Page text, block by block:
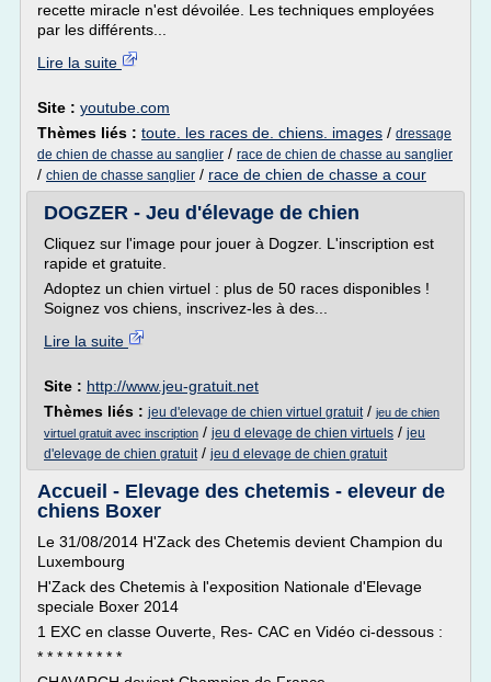
recette miracle n'est dévoilée. Les techniques employées
par les différents...
Lire la suite
Site : youtube.com
Thèmes liés : toute. les races de. chiens. images / dressage
de chien de chasse au sanglier / race de chien de chasse au sanglier
/ chien de chasse sanglier / race de chien de chasse a cour
DOGZER - Jeu d'élevage de chien
Cliquez sur l'image pour jouer à Dogzer. L'inscription est
rapide et gratuite.
Adoptez un chien virtuel : plus de 50 races disponibles !
Soignez vos chiens, inscrivez-les à des...
Lire la suite
Site : http://www.jeu-gratuit.net
Thèmes liés : jeu d'elevage de chien virtuel gratuit/ jeu de chien
virtuel gratuit avec inscription / jeu d elevage de chien virtuels / jeu
d'elevage de chien gratuit/ jeu d elevage de chien gratuit
Accueil - Elevage des chetemis - eleveur de
chiens Boxer
Le 31/08/2014 H'Zack des Chetemis devient Champion du
Luxembourg
H'Zack des Chetemis à l'exposition Nationale d'Elevage
speciale Boxer 2014
1 EXC en classe Ouverte, Res- CAC en Vidéo ci-dessous :
* * * * * * * * *